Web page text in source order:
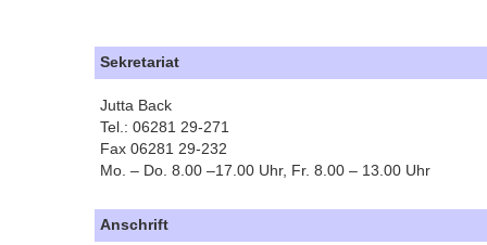
Sekretariat
Jutta Back
Tel.: 06281 29-271
Fax 06281 29-232
Mo. – Do. 8.00 –17.00 Uhr, Fr. 8.00 – 13.00 Uhr
Anschrift